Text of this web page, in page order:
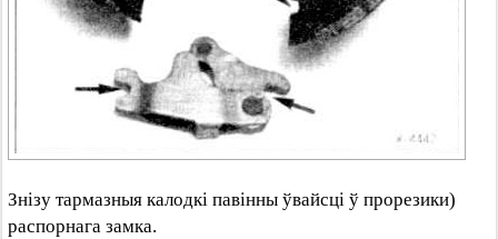
Знізу тармазныя калодкі павінны ўвайсці ў прорезики)
распорнага замка.